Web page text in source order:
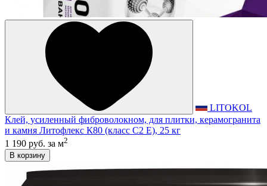
LITOKOL
Клей, усиленный фиброволокном, для плитки, керамогранита
и камня Литофлекс К80 (класс С2 E), 25 кг
1 190 руб. за м2
В корзину